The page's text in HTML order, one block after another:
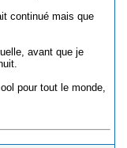
continué mais que
avant que je
pour tout le monde,